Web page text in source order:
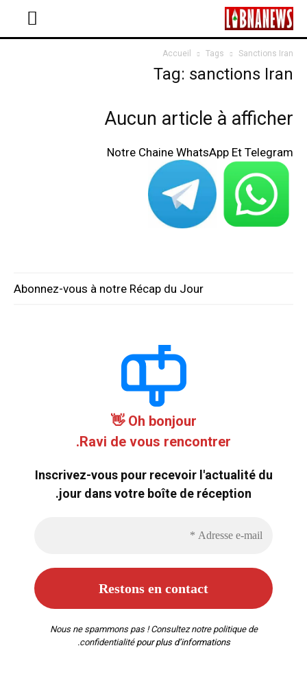
Accueil Tags Sanctions Iran
Tag: sanctions Iran
Aucun article à afficher
Notre Chaine WhatsApp Et Telegram
Abonnez-vous à notre Récap du Jour
Oh bonjour 👋
Ravi de vous rencontrer.
Inscrivez-vous pour recevoir l'actualité du
jour dans votre boîte de réception.
Nous ne spammons pas ! Consultez notre politique de
confidentialitépour plus d’informations.